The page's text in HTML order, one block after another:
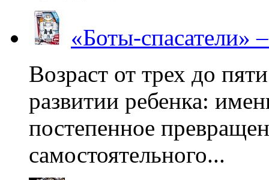
«Боты-спасатели»
Возраст от трех до
развитии ребенка:
постепенное
самостоятельного...